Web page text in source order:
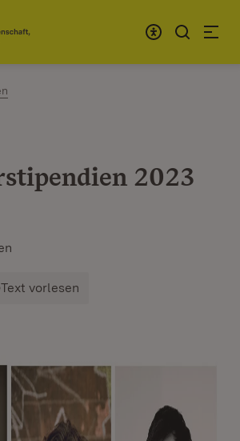
2023
Text vorlesen